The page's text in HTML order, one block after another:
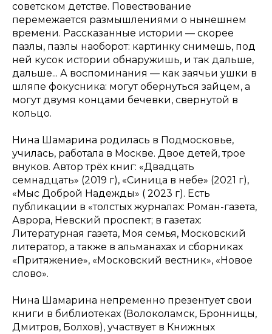
советском детстве. Повествование
перемежается размышлениями о нынешнем
времени. Рассказанные истории — скорее
пазлы, пазлы наоборот: картинку снимешь, под
ней кусок истории обнаружишь, и так дальше,
дальше... А воспоминания — как заячьи ушки в
шляпе фокусника: могут обернуться зайцем, а
могут двумя концами бечевки, свернутой в
кольцо.
Нина Шамарина родилась в Подмосковье,
училась, работала в Москве. Двое детей, трое
внуков. Автор трёх книг: «Двадцать
семнадцать» (2019 г), «Синица в небе» (2021 г),
«Мыс Доброй Надежды» ( 2023 г). Есть
публикации в «толстых журналах: Роман-газета,
Аврора, Невский проспект; в газетах:
Литературная газета, Моя семья, Московский
литератор, а также в альманахах и сборниках
«Притяжение», «Московский вестник», «Новое
слово».
Нина Шамарина непременно презентует свои
книги в библиотеках (Волоколамск, Бронницы,
Дмитров, Болхов), участвует в Книжных